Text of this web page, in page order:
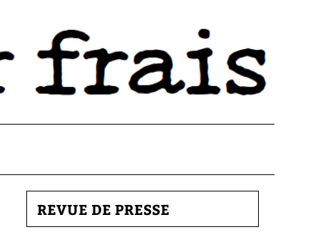
REVUE DE PRESSE